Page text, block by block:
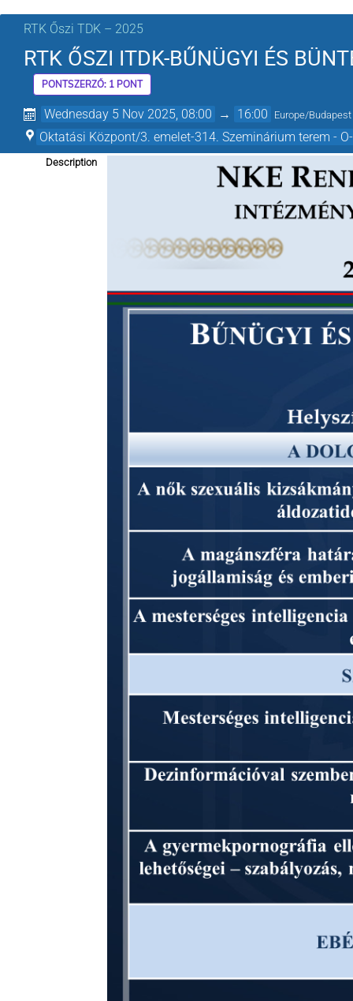
RTK Őszi TDK – 2025
RTK ŐSZI ITDK-BŰNÜGYI ÉS
PONTSZERZŐ: 1 PONT
Wednesday 5 Nov 2025, 08:00 → 16:00 Europe/Budapest
Oktatási Központ/3. emelet-314. Szeminárium terem -
Description